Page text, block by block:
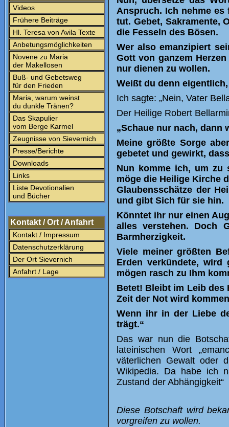
Videos
Frühere Beiträge
Hl. Teresa von Avila Texte
Anbetungsmöglichkeiten
Novene zu Maria
der Makellosen
Buß- und Gebetsweg
für den Frieden
Maria, warum weinst
du dunkle Tränen?
Das Skapulier
vom Berge Karmel
Zeugnisse von Sievernich
Presse/Berichte
Downloads
Links
Liste Devotionalien
und Bücher
Kontakt / Ort / Anfahrt
Kontakt / Impressum
Datenschutzerklärung
Der Ort Sievernich
Anfahrt / Lage
Anspruch. Ich nehme es
tut. Gebet, Sakramente,
die Fesseln des Bösen.
Wer also emanzipiert
Gott von ganzem
nur dienen zu wollen.
Weißt du denn
Ich sagte: „Nein, Vater
Der Heilige Robert
„Schaue nur nach, dann
Meine größte Sorge
gebetet und gewirkt,
Nun komme ich, um zu
möge die Heilige Kirche
Glaubensschätze der
und gibt Sich für sie hin.
Könntet ihr nur einen
alles verstehen. Doch
Barmherzigkeit.
Viele meiner größten
Erden verkündete,
mögen rasch zu Ihm
Betet! Bleibt im Leib des
Zeit der Not wird
Wenn ihr in der Liebe
trägt.“
Das war nun die
lateinischen Wort
väterlichen Gewalt oder
Wikipedia. Da habe ich
Zustand der Abhängigkeit“
Diese Botschaft wird
vorgreifen zu wollen.